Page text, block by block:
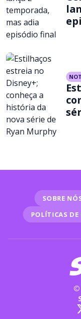
SOBRE
POLÍTICAS DE
©